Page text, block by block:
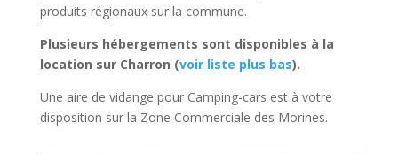
produits régionaux sur la commune.
Plusieurs hébergements sont disponibles à la
location sur Charron (voir liste plus bas).
Une aire de vidange pour Camping-cars est à votre
disposition sur la Zone Commerciale des Morines.